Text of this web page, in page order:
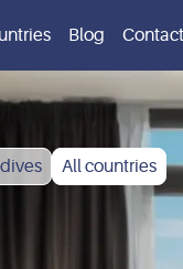
Blog
All countries